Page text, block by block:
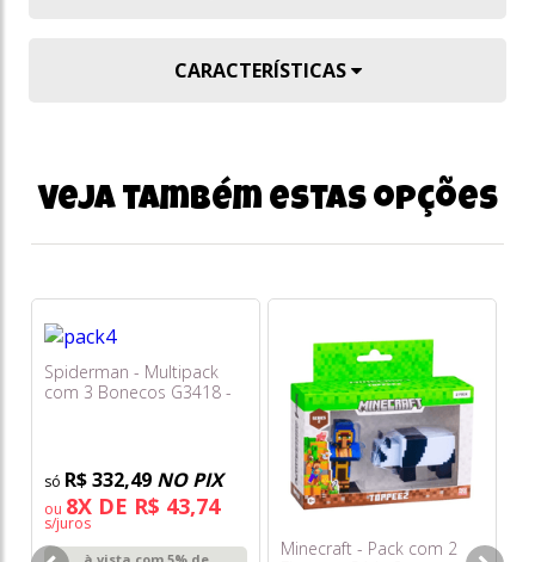
CARACTERÍSTICAS
Veja também estas opções
Spiderman - Multipack
com 3 Bonecos G3418 -
R$ 332,49 NO PIX
ou 8X DE R$ 43,74
s/juros
Minecraft - Pack com 2